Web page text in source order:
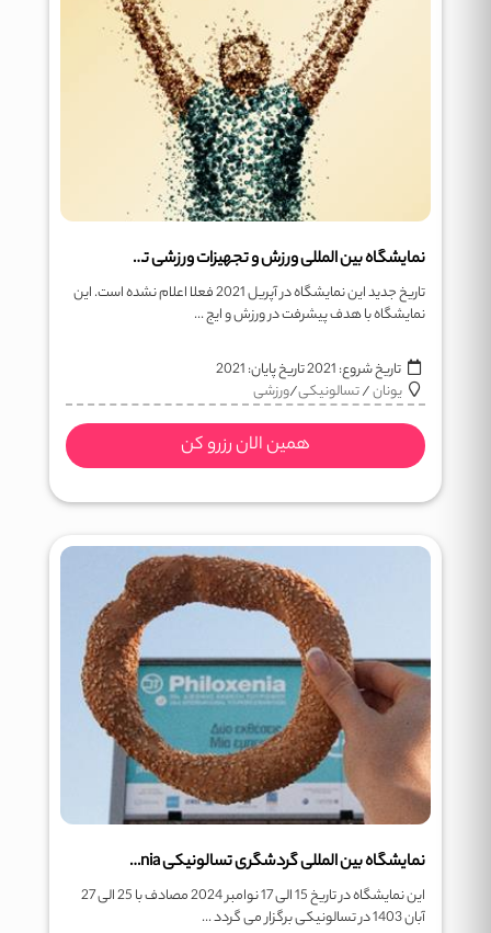
نمایشگاه بین المللی ورزش و تجهیزات ورزشی تسالونیکی Sportexpo
تاریخ جدید این نمایشگاه در آپریل 2021 فعلا اعلام نشده است. این
نمایشگاه با هدف پیشرفت در ورزش و ایج ...
تاریخ شروع:2021تاریخ پایان:2021
یونان/تسالونیکی/ورزشی
همین الان رزرو کن
نمایشگاه بین المللی گردشگری تسالونیکی Philoxenia
این نمایشگاه در تاریخ 15 الی 17 نوامبر 2024 مصادف با 25 الی 27
آبان 1403 در تسالونیکی برگزار می گردد ...